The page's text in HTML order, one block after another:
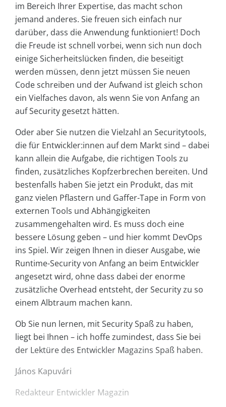
im Bereich Ihrer Expertise, das macht schon
jemand anderes. Sie freuen sich einfach nur
darüber, dass die Anwendung funktioniert! Doch
die Freude ist schnell vorbei, wenn sich nun doch
einige Sicherheitslücken finden, die beseitigt
werden müssen, denn jetzt müssen Sie neuen
Code schreiben und der Aufwand ist gleich schon
ein Vielfaches davon, als wenn Sie von Anfang an
auf Security gesetzt hätten.
Oder aber Sie nutzen die Vielzahl an Securitytools,
die für Entwickler:innen auf dem Markt sind – dabei
kann allein die Aufgabe, die richtigen Tools zu
finden, zusätzliches Kopfzerbrechen bereiten. Und
bestenfalls haben Sie jetzt ein Produkt, das mit
ganz vielen Pflastern und Gaffer-Tape in Form von
externen Tools und Abhängigkeiten
zusammengehalten wird. Es muss doch eine
bessere Lösung geben – und hier kommt DevOps
ins Spiel. Wir zeigen Ihnen in dieser Ausgabe, wie
Runtime-Security von Anfang an beim Entwickler
angesetzt wird, ohne dass dabei der enorme
zusätzliche Overhead entsteht, der Security zu so
einem Albtraum machen kann.
Ob Sie nun lernen, mit Security Spaß zu haben,
liegt bei Ihnen – ich hoffe zumindest, dass Sie bei
der Lektüre des Entwickler Magazins Spaß haben.
János Kapuvári
Redakteur Entwickler Magazin